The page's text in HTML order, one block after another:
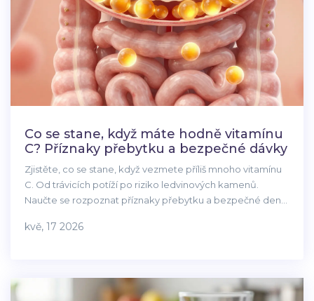
Co se stane, když máte hodně vitamínu
C? Příznaky přebytku a bezpečné dávky
Zjistěte, co se stane, když vezmete příliš mnoho vitamínu
C. Od trávicích potíží po riziko ledvinových kamenů.
Naučte se rozpoznat příznaky přebytku a bezpečné denní
kvě, 17 2026